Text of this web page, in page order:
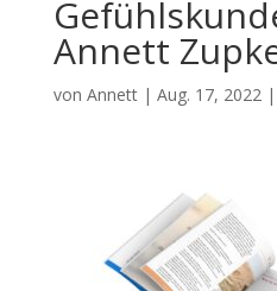
Annett
von Annett| Aug. 17, 2022|